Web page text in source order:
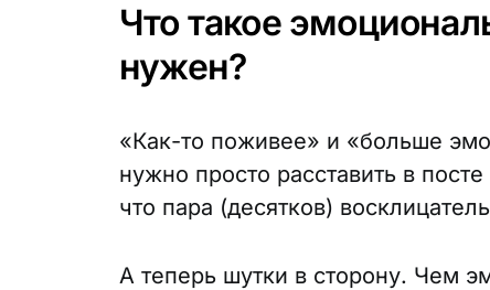
Что такое
нужен?
«Как-то поживее» и «больше
нужно просто расставить в
что пара (десятков)
А теперь шутки в сторону. Чем